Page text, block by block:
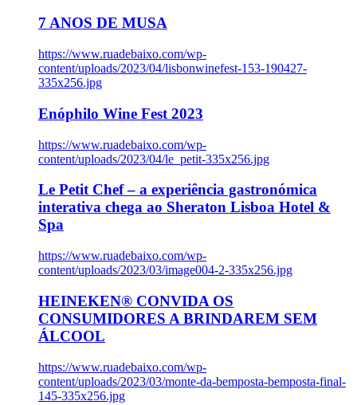
7 ANOS DE MUSA
https://www.ruadebaixo.com/wp-
content/uploads/2023/04/lisbonwinefest-153-190427-
335x256.jpg
Enóphilo Wine Fest 2023
https://www.ruadebaixo.com/wp-
content/uploads/2023/04/le_petit-335x256.jpg
Le Petit Chef – a experiência gastronómica
interativa chega ao Sheraton Lisboa Hotel &
Spa
https://www.ruadebaixo.com/wp-
content/uploads/2023/03/image004-2-335x256.jpg
HEINEKEN® CONVIDA OS
CONSUMIDORES A BRINDAREM SEM
ÁLCOOL
https://www.ruadebaixo.com/wp-
content/uploads/2023/03/monte-da-bemposta-bemposta-final-
145-335x256.jpg